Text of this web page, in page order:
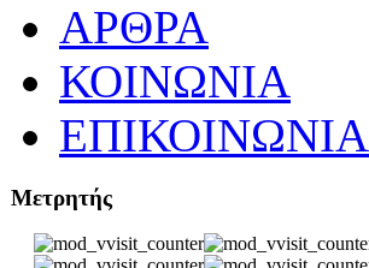
ΑΡΘΡΑ
ΚΟΙΝΩΝΙΑ
ΕΠΙΚΟΙΝΩΝΙΑ
Μετρητής